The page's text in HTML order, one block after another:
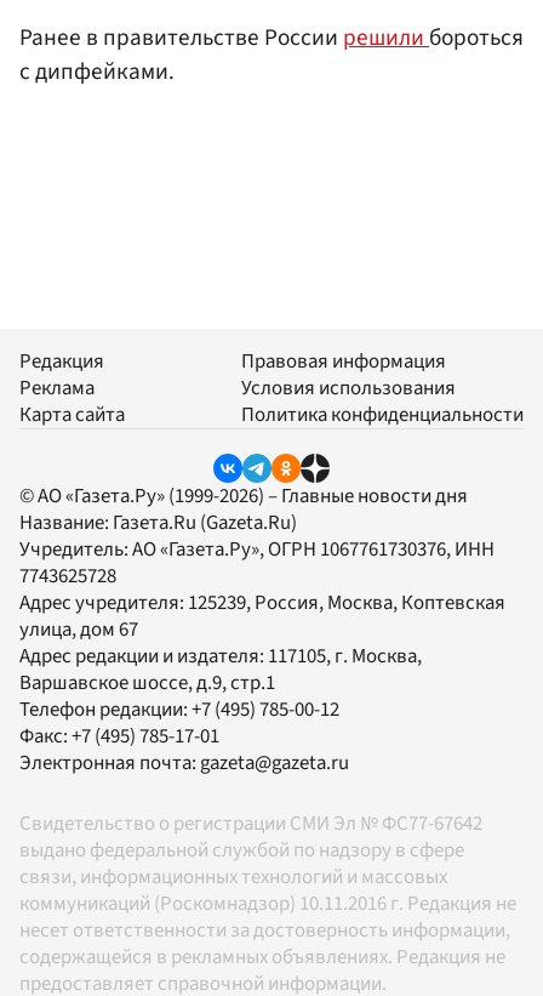
Ранее в правительстве России решилибороться
с дипфейками.
Редакция
Реклама
Карта сайта
Правовая информация
Условия использования
Политика конфиденциальности
© АО «Газета.Ру» (1999-2026) – Главные новости дня
Название: Газета.Ru (Gazeta.Ru)
Учредитель:АО «Газета.Ру», ОГРН 1067761730376, ИНН
7743625728
Адрес учредителя: 125239, Россия, Москва, Коптевская
улица, дом 67
Адрес редакции и издателя: 117105, г. Москва,
Варшавское шоссе, д.9, стр.1
Телефон редакции:+7 (495) 785-00-12
Факс:+7 (495) 785-17-01
Электронная почта: gazeta@gazeta.ru
Свидетельство о регистрации СМИ Эл № ФС77-67642
выдано федеральной службой по надзору в сфере
связи, информационных технологий и массовых
коммуникаций (Роскомнадзор) 10.11.2016 г. Редакция не
несет ответственности за достоверность информации,
содержащейся в рекламных объявлениях. Редакция не
предоставляет справочной информации.